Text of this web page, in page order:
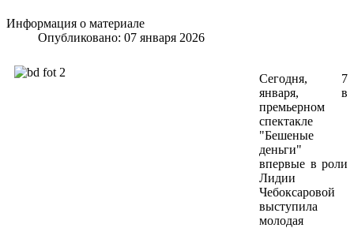
Информация о материале
Опубликовано: 07 января 2026
Сегодня, 7
января, в
премьерном
спектакле
"Бешеные
деньги"
впервые в роли
Лидии
Чебоксаровой
выступила
молодая